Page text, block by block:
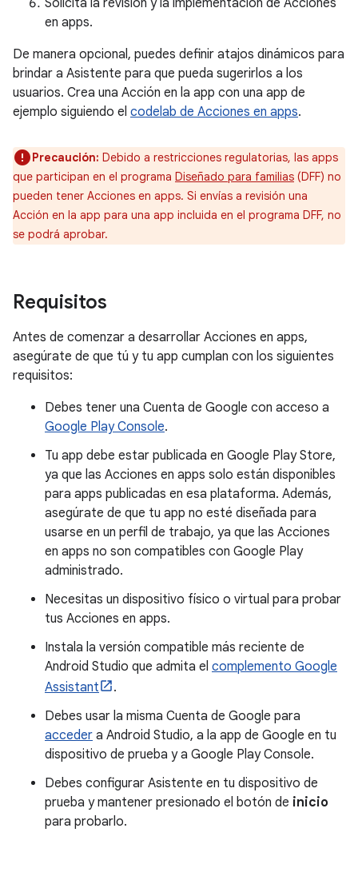
Solicita la revisión y la implementación de Acciones
en apps.
De manera opcional, puedes definir atajos dinámicos para
brindar a Asistente para que pueda sugerirlos a los
usuarios. Crea una Acción en la app con una app de
ejemplo siguiendo el codelab de Acciones en apps.
Precaución: Debido a restricciones regulatorias, las apps
que participan en el programa Diseñado para familias (DFF) no
pueden tener Acciones en apps. Si envías a revisión una
Acción en la app para una app incluida en el programa DFF, no
se podrá aprobar.
Requisitos
Antes de comenzar a desarrollar Acciones en apps,
asegúrate de que tú y tu app cumplan con los siguientes
requisitos:
Debes tener una Cuenta de Google con acceso a
Google Play Console.
Tu app debe estar publicada en Google Play Store,
ya que las Acciones en apps solo están disponibles
para apps publicadas en esa plataforma. Además,
asegúrate de que tu app no esté diseñada para
usarse en un perfil de trabajo, ya que las Acciones
en apps no son compatibles con Google Play
administrado.
Necesitas un dispositivo físico o virtual para probar
tus Acciones en apps.
Instala la versión compatible más reciente de
Android Studio que admita el complemento Google
Assistant
.
Debes usar la misma Cuenta de Google para
acceder a Android Studio, a la app de Google en tu
dispositivo de prueba y a Google Play Console.
Debes configurar Asistente en tu dispositivo de
prueba y mantener presionado el botón de inicio
para probarlo.